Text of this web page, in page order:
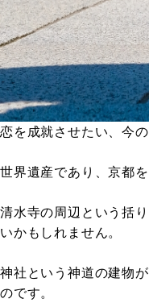
恋を成就させたい、今
世界遺産であり、京都
清水寺の周辺という括
いかもしれません。
神社という神道の建物
のです。